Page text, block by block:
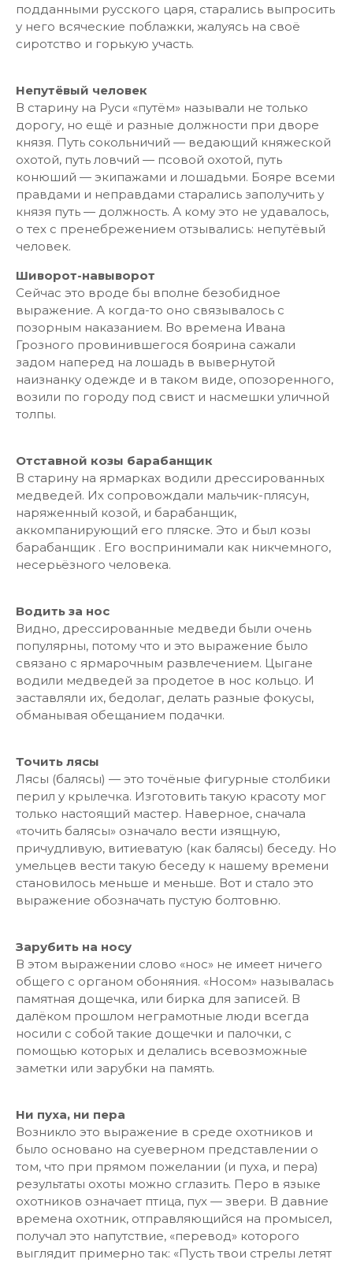
подданными русского царя, старались выпросить
у него всяческие поблажки, жалуясь на своё
сиротство и горькую участь.
Непутёвый человек
В старину на Руси «путём» называли не только
дорогу, но ещё и разные должности при дворе
князя. Путь сокольничий — ведающий княжеской
охотой, путь ловчий — псовой охотой, путь
конюший — экипажами и лошадьми. Бояре всеми
правдами и неправдами старались заполучить у
князя путь — должность. А кому это не удавалось,
о тех с пренебрежением отзывались: непутёвый
человек.
Шиворот-навыворот
Сейчас это вроде бы вполне безобидное
выражение. А когда-то оно связывалось с
позорным наказанием. Во времена Ивана
Грозного провинившегося боярина сажали
задом наперед на лошадь в вывернутой
наизнанку одежде и в таком виде, опозоренного,
возили по городу под свист и насмешки уличной
толпы.
Отставной козы барабанщик
В старину на ярмарках водили дрессированных
медведей. Их сопровождали мальчик-плясун,
наряженный козой, и барабанщик,
аккомпанирующий его пляске. Это и был козы
барабанщик . Его воспринимали как никчемного,
несерьёзного человека.
Водить за нос
Видно, дрессированные медведи были очень
популярны, потому что и это выражение было
связано с ярмарочным развлечением. Цыгане
водили медведей за продетое в нос кольцо. И
заставляли их, бедолаг, делать разные фокусы,
обманывая обещанием подачки.
Точить лясы
Лясы (балясы) — это точёные фигурные столбики
перил у крылечка. Изготовить такую красоту мог
только настоящий мастер. Наверное, сначала
«точить балясы» означало вести изящную,
причудливую, витиеватую (как балясы) беседу. Но
умельцев вести такую беседу к нашему времени
становилось меньше и меньше. Вот и стало это
выражение обозначать пустую болтовню.
Зарубить на носу
В этом выражении слово «нос» не имеет ничего
общего с органом обоняния. «Носом» называлась
памятная дощечка, или бирка для записей. В
далёком прошлом неграмотные люди всегда
носили с собой такие дощечки и палочки, с
помощью которых и делались всевозможные
заметки или зарубки на память.
Ни пуха, ни пера
Возникло это выражение в среде охотников и
было основано на суеверном представлении о
том, что при прямом пожелании (и пуха, и пера)
результаты охоты можно сглазить. Перо в языке
охотников означает птица, пух — звери. В давние
времена охотник, отправляющийся на промысел,
получал это напутствие, «перевод» которого
выглядит примерно так: «Пусть твои стрелы летят